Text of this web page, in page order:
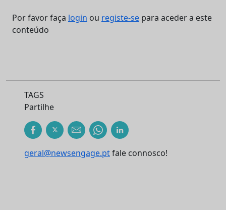
Por favor faça login ou registe-se para aceder a este
conteúdo
TAGS
Partilhe
geral@newsengage.ptfale connosco!